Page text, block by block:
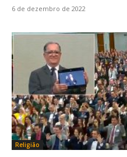
6 de dezembro de 2022
Religião